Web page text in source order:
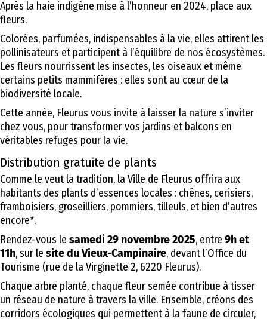
Après la haie indigène mise à l’honneur en 2024, place aux
fleurs.
Colorées, parfumées, indispensables à la vie, elles attirent les
pollinisateurs et participent à l’équilibre de nos écosystèmes.
Les fleurs nourrissent les insectes, les oiseaux et même
certains petits mammifères : elles sont au cœur de la
biodiversité locale.
Cette année, Fleurus vous invite à laisser la nature s’inviter
chez vous, pour transformer vos jardins et balcons en
véritables refuges pour la vie.
Distribution gratuite de plants
Comme le veut la tradition, la Ville de Fleurus offrira aux
habitants des plants d’essences locales : chênes, cerisiers,
framboisiers, groseilliers, pommiers, tilleuls, et bien d’autres
encore*.
Rendez-vous le samedi 29 novembre 2025, entre 9h et
11h, sur le site du Vieux-Campinaire, devant l’Office du
Tourisme (rue de la Virginette 2, 6220 Fleurus).
Chaque arbre planté, chaque fleur semée contribue à tisser
un réseau de nature à travers la ville. Ensemble, créons des
corridors écologiques qui permettent à la faune de circuler,